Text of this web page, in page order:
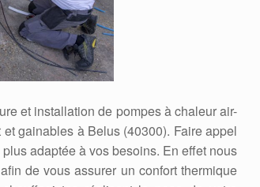
et installation de pompes à chaleur air-
gainables à Belus (40300). Faire appel
adaptée à vos besoins. En effet nous
de vous assurer un confort thermique